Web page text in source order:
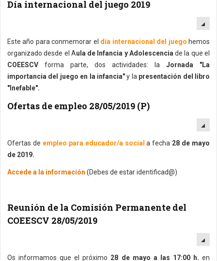
Día internacional del juego 2019
Este año para conmemorar el día internacional del juego hemos
organizado desde el Aula de Infancia y Adolescencia de la que el
COEESCV forma parte, dos actividades: la Jornada "La
importancia del juego en la infancia"y la presentación del libro
"Inefable".
Ofertas de empleo 28/05/2019 (P)
Ofertas de empleo para educador/a social a fecha 28 de mayo
de 2019.
Accede a la información (Debes de estar identificad@)
Reunión de la Comisión Permanente del
COEESCV 28/05/2019
Os informamos que el próximo 28 de mayo a las 17:00 h.en